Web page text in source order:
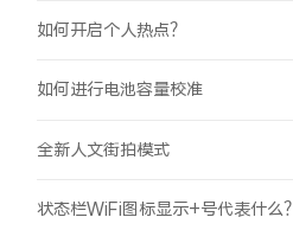
如何开启个人热点？
如何进行电池容量校准
全新人文街拍模式
状态栏WiFi图标显示+号代表什么？